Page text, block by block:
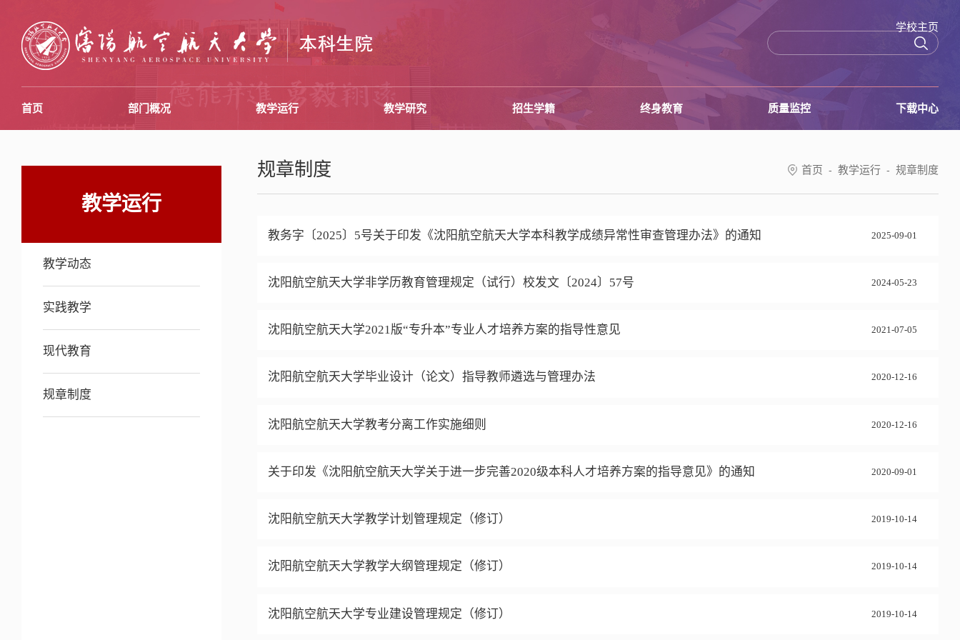
学校主页
首页 部门概况 教学运行 教学研究 招生学籍 终身教育 质量监控 下载中心
教学运行
教学动态
实践教学
现代教育
规章制度
规章制度 首页 - 教学运行 - 规章制度
教务字〔2025〕5号关于印发《沈阳航空航天大学本科教学成绩异常性审查管理办法》的通知 2025-09-01
沈阳航空航天大学非学历教育管理规定（试行）校发文〔2024〕57号 2024-05-23
沈阳航空航天大学2021版“专升本”专业人才培养方案的指导性意见 2021-07-05
沈阳航空航天大学毕业设计（论文）指导教师遴选与管理办法 2020-12-16
沈阳航空航天大学教考分离工作实施细则 2020-12-16
关于印发《沈阳航空航天大学关于进一步完善2020级本科人才培养方案的指导意见》的通知 2020-09-01
沈阳航空航天大学教学计划管理规定（修订） 2019-10-14
沈阳航空航天大学教学大纲管理规定（修订） 2019-10-14
沈阳航空航天大学专业建设管理规定（修订） 2019-10-14